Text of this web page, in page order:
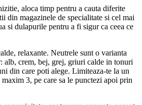
aloca timp pentru a cauta diferite
din magazinele de specialitate si cel mai
si dulapurile pentru a fi sigur ca ceea ce
relaxante. Neutrele sunt o varianta
alb, crem, bej, grej, griuri calde in tonuri
din care poti alege. Limiteaza-te la un
3, pe care sa le punctezi apoi prin